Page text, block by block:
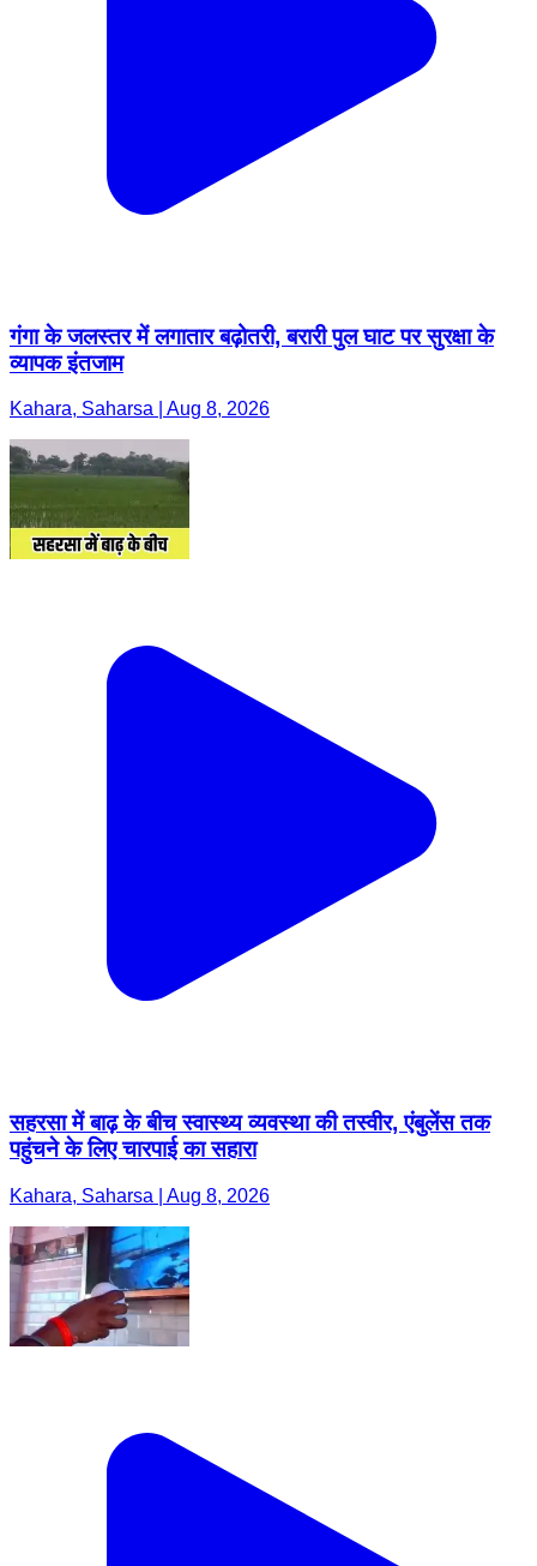
गंगा के जलस्तर में लगातार बढ़ोतरी, बरारी पुल घाट पर सुरक्षा के
व्यापक इंतजाम
Kahara, Saharsa | Aug 8, 2026
सहरसा में बाढ़ के बीच स्वास्थ्य व्यवस्था की तस्वीर, एंबुलेंस तक
पहुंचने के लिए चारपाई का सहारा
Kahara, Saharsa | Aug 8, 2026